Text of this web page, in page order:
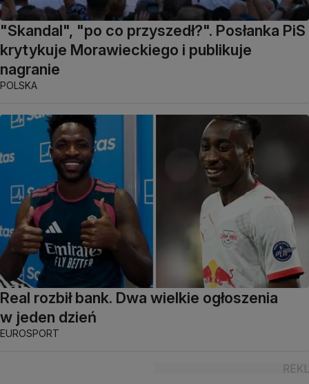
"Skandal", "po co przyszedł?". Posłanka PiS
krytykuje Morawieckiego i publikuje
nagranie
POLSKA
Real rozbił bank. Dwa wielkie ogłoszenia
w jeden dzień
EUROSPORT